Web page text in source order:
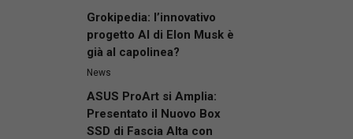
Grokipedia: l’innovativo
progetto AI di Elon Musk è
già al capolinea?
News
ASUS ProArt si Amplia:
Presentato il Nuovo Box
SSD di Fascia Alta con